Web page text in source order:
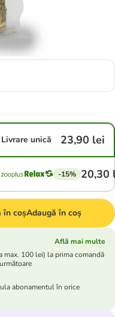
Livrare unică 23,90 lei
-15% 20,30
în coșAdaugă în coș
Află mai multe
max. 100 lei) la prima comandă
abonamentul în orice